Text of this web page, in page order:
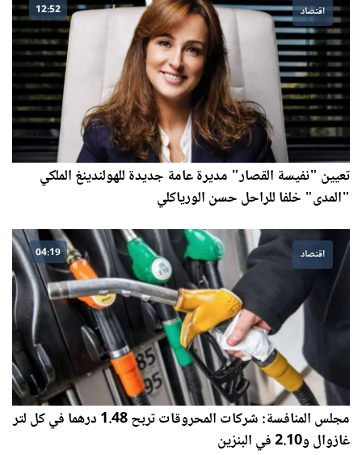
اقتصاد 12:52
تعيين "نفيسة القصار" مديرة عامة جديدة للهولندينغ الملكي
"المدى" خلفا للراحل حسن الورياكلي
اقتصاد 04:19
مجلس المنافسة: شركات المحروقات تربح 1.48 درهما في كل لتر
غازوال و2.10 في البنزين